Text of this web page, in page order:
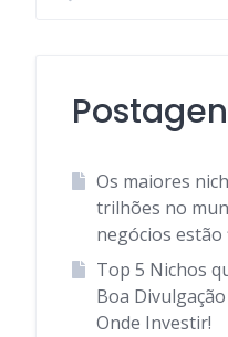
Os maiores
trilhões no
negócios
Top 5 Nichos
Boa
Onde Investir!